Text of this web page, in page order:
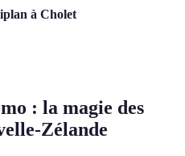
à Cholet
: la magie des
Zélande